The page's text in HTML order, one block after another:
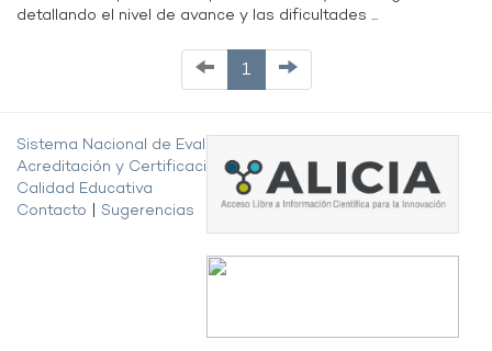
detallando el nivel de avance y las dificultades ...
1
Sistema Nacional de Evaluación,
Acreditación y Certificación de la
Calidad Educativa
Contacto
Sugerencias